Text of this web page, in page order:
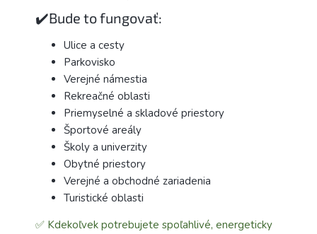
✔️Bude to fungovať:
Ulice a cesty
Parkovisko
Verejné námestia
Rekreačné oblasti
Priemyselné a skladové priestory
Športové areály
Školy a univerzity
Obytné priestory
Verejné a obchodné zariadenia
Turistické oblasti
✅ Kdekoľvek potrebujete spoľahlivé, energeticky